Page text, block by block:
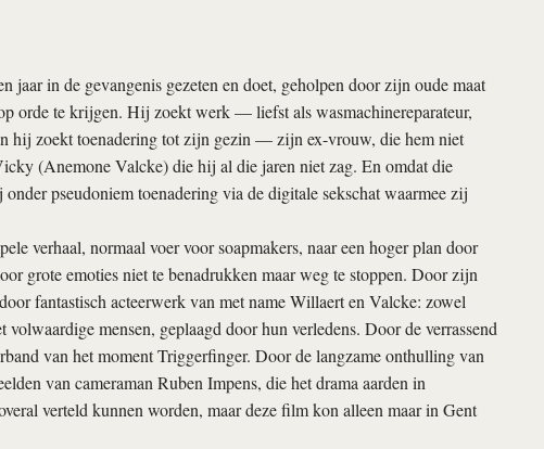
jaar in de gevangenis gezeten en doet, geholpen door zijn oude maat
orde te krijgen. Hij zoekt werk — liefst als wasmachinereparateur,
hij zoekt toenadering tot zijn gezin — zijn ex-vrouw, die hem niet
(Anemone Valcke) die hij al die jaren niet zag. En omdat die
pseudoniem toenadering via de digitale sekschat waarmee zij
verhaal, normaal voer voor soapmakers, naar een hoger plan door
grote emoties niet te benadrukken maar weg te stoppen. Door zijn
fantastisch acteerwerk van met name Willaert en Valcke: zowel
mensen, geplaagd door hun verledens. Door de verrassend
van het moment Triggerfinger. Door de langzame onthulling van
van cameraman Ruben Impens, die het drama aarden in
verteld kunnen worden, maar deze film kon alleen maar in Gent